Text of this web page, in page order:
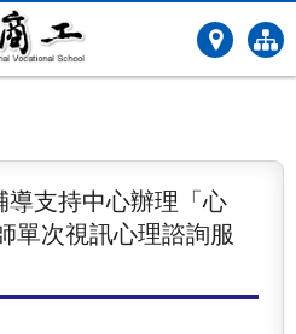
導支持中心辦理「心
單次視訊心理諮詢服